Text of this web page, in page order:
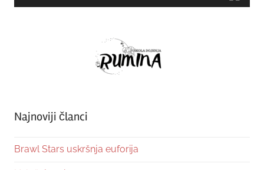
Najnoviji članci
Brawl Stars uskršnja euforija